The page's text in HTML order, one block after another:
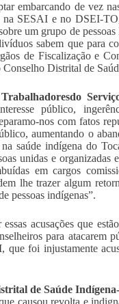
embarcando de vez
SESAI e no DSEI-
um grupo de
sabem que para
de Fiscalização e
Distrital de
público,
nos com fatos
aumentando o
saúde indígena do
unidas e organizadas
em cargos
lhe trazer algum
pessoas indígenas”.
acusações que
para atacarem
, que foi injustamente
de Saúde
causou revolta e